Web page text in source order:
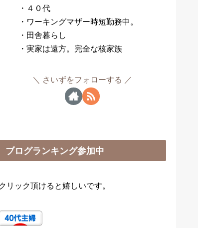
・４０代
・ワーキングマザー時短勤務中。
・田舎暮らし
・実家は遠方。完全な核家族
さいずをフォローする
ブログランキング参加中
クリック頂けると嬉しいです。